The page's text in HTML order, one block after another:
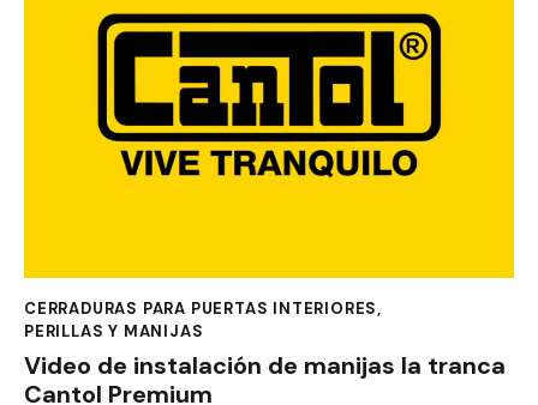
CERRADURAS PARA PUERTAS INTERIORES,
PERILLAS Y MANIJAS
Video de instalación de manijas la tranca
Cantol Premium